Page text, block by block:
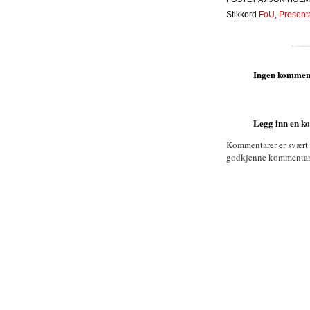
Stikkord FoU,
Ingen
Legg inn en
Kommentarer er
godkjenne